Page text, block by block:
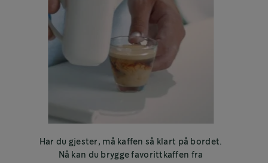
Har du gjester, må kaffen så klart på bordet.
Nå kan du brygge favorittkaffen fra